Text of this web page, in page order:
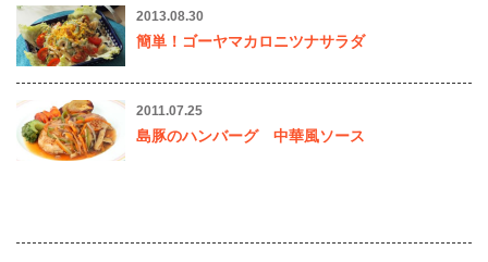
2013.08.30
簡単！ゴーヤマカロニツナサラダ
2011.07.25
島豚のハンバーグ 中華風ソース